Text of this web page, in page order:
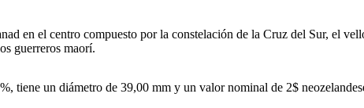
en el centro compuesto por la constelación de la Cruz del Sur, el
guerreros maorí.
tiene un diámetro de 39,00 mm y un valor nominal de 2$